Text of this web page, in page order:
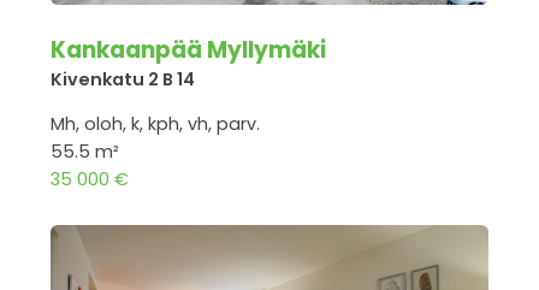
Kankaanpää Myllymäki
Kivenkatu 2 B 14
Mh, oloh, k, kph, vh, parv.
55.5 m²
35 000 €